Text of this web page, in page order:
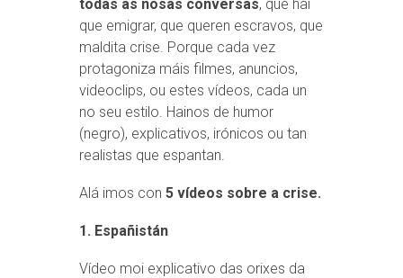
todas as nosas conversas, que hai
que emigrar, que queren escravos, que
maldita crise. Porque cada vez
protagoniza máis filmes, anuncios,
videoclips, ou estes vídeos, cada un
no seu estilo. Hainos de humor
(negro), explicativos, irónicos ou tan
realistas que espantan.
Alá imos con 5 vídeos sobre a crise.
1. Españistán
Vídeo moi explicativo das orixes da